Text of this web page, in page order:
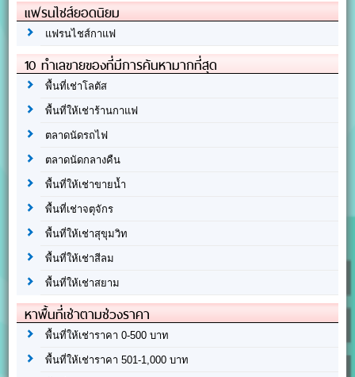
แฟรนไชส์ยอดนิยม
แฟรนไชส์กาแฟ
10 ทำเลขายของที่มีการค้นหามากที่สุด
พื้นที่เช่าโลตัส
พื้นที่ให้เช่าร้านกาแฟ
ตลาดนัดรถไฟ
ตลาดนัดกลางคืน
พื้นที่ให้เช่าขายน้ำ
พื้นที่เช่าจตุจักร
พื้นที่ให้เช่าสุขุมวิท
พื้นที่ให้เช่าสีลม
พื้นที่ให้เช่าสยาม
หาพื้นที่เช่าตามช่วงราคา
พื้นที่ให้เช่าราคา 0-500 บาท
พื้นที่ให้เช่าราคา 501-1,000 บาท